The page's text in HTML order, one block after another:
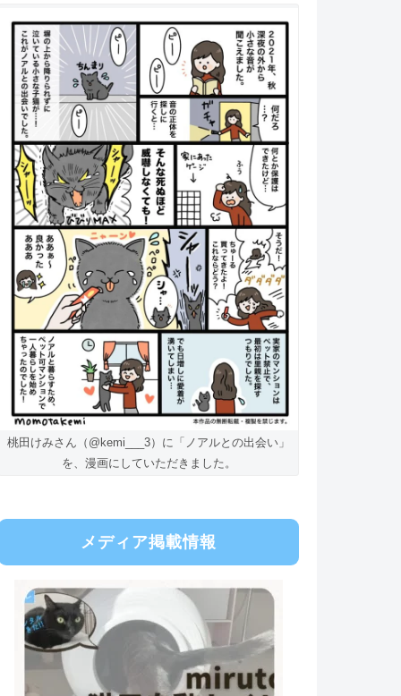
桃田けみさん（@kemi___3）に「ノアルとの出会い」
を、漫画にしていただきました。
メディア掲載情報